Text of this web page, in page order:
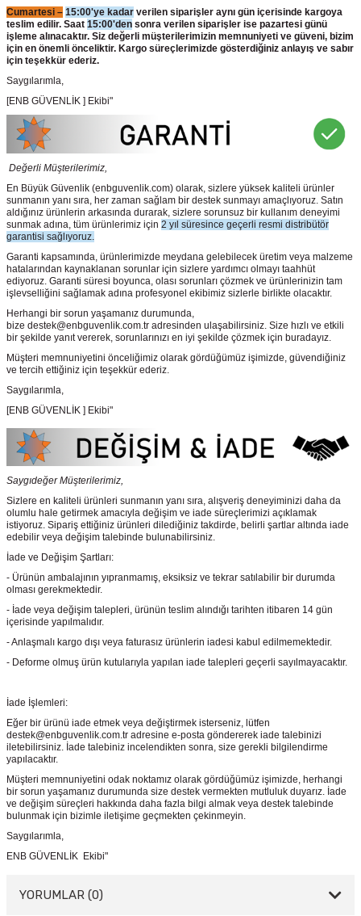
Cumartesi – 15:00'ye kadar verilen siparişler aynı gün içerisinde kargoya
teslim edilir. Saat 15:00'den sonra verilen siparişler ise pazartesi günü
işleme alınacaktır. Siz değerli müşterilerimizin memnuniyeti ve güveni, bizim
için en önemli önceliktir. Kargo süreçlerimizde gösterdiğiniz anlayış ve sabır
için teşekkür ederiz.
Saygılarımla,
[ENB GÜVENLİK ] Ekibi"
Değerli Müşterilerimiz,
En Büyük Güvenlik (enbguvenlik.com) olarak, sizlere yüksek kaliteli ürünler
sunmanın yanı sıra, her zaman sağlam bir destek sunmayı amaçlıyoruz. Satın
aldığınız ürünlerin arkasında durarak, sizlere sorunsuz bir kullanım deneyimi
sunmak adına, tüm ürünlerimiz için 2 yıl süresince geçerli resmi distribütör
garantisi sağlıyoruz.
Garanti kapsamında, ürünlerimizde meydana gelebilecek üretim veya malzeme
hatalarından kaynaklanan sorunlar için sizlere yardımcı olmayı taahhüt
ediyoruz. Garanti süresi boyunca, olası sorunları çözmek ve ürünlerinizin tam
işlevselliğini sağlamak adına profesyonel ekibimiz sizlerle birlikte olacaktır.
Herhangi bir sorun yaşamanız durumunda,
bize destek@enbguvenlik.com.tr adresinden ulaşabilirsiniz. Size hızlı ve etkili
bir şekilde yanıt vererek, sorunlarınızı en iyi şekilde çözmek için buradayız.
Müşteri memnuniyetini önceliğimiz olarak gördüğümüz işimizde, güvendiğiniz
ve tercih ettiğiniz için teşekkür ederiz.
Saygılarımla,
[ENB GÜVENLİK ] Ekibi"
Saygıdeğer Müşterilerimiz,
Sizlere en kaliteli ürünleri sunmanın yanı sıra, alışveriş deneyiminizi daha da
olumlu hale getirmek amacıyla değişim ve iade süreçlerimizi açıklamak
istiyoruz. Sipariş ettiğiniz ürünleri dilediğiniz takdirde, belirli şartlar altında iade
edebilir veya değişim talebinde bulunabilirsiniz.
İade ve Değişim Şartları:
- Ürünün ambalajının yıpranmamış, eksiksiz ve tekrar satılabilir bir durumda
olması gerekmektedir.
- İade veya değişim talepleri, ürünün teslim alındığı tarihten itibaren 14 gün
içerisinde yapılmalıdır.
- Anlaşmalı kargo dışı veya faturasız ürünlerin iadesi kabul edilmemektedir.
- Deforme olmuş ürün kutularıyla yapılan iade talepleri geçerli sayılmayacaktır.
İade İşlemleri:
Eğer bir ürünü iade etmek veya değiştirmek isterseniz, lütfen
destek@enbguvenlik.com.tr adresine e-posta göndererek iade talebinizi
iletebilirsiniz. İade talebiniz incelendikten sonra, size gerekli bilgilendirme
yapılacaktır.
Müşteri memnuniyetini odak noktamız olarak gördüğümüz işimizde, herhangi
bir sorun yaşamanız durumunda size destek vermekten mutluluk duyarız. İade
ve değişim süreçleri hakkında daha fazla bilgi almak veya destek talebinde
bulunmak için bizimle iletişime geçmekten çekinmeyin.
Saygılarımla,
ENB GÜVENLİK Ekibi"
YORUMLAR (0)